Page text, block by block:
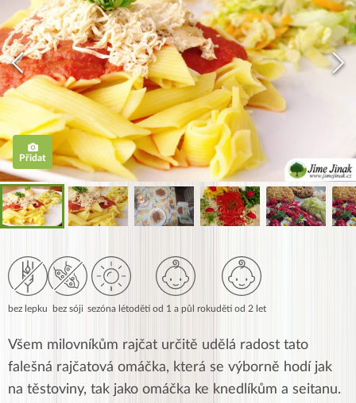
Přidat
bez lepku bez sóji sezóna létoděti od 1 a půl rokuděti od 2 let
Všem milovníkům rajčat určitě udělá radost tato
falešná rajčatová omáčka, která se výborně hodí jak
na těstoviny, tak jako omáčka ke knedlíkům a seitanu.